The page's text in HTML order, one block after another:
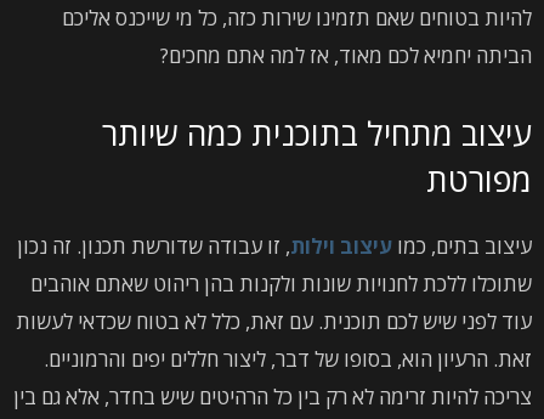
להיות בטוחים שאם תזמינו שירות כזה, כל מי שייכנס אליכם
הביתה יחמיא לכם מאוד, אז למה אתם מחכים?
עיצוב מתחיל בתוכנית כמה שיותר
מפורטת
עיצוב בתים, כמו עיצוב וילות, זו עבודה שדורשת תכנון. זה נכון
שתוכלו ללכת לחנויות שונות ולקנות בהן ריהוט שאתם אוהבים
עוד לפני שיש לכם תוכנית. עם זאת, כלל לא בטוח שכדאי לעשות
זאת. הרעיון הוא, בסופו של דבר, ליצור חללים יפים והרמוניים.
צריכה להיות זרימה לא רק בין כל הרהיטים שיש בחדר, אלא גם בין